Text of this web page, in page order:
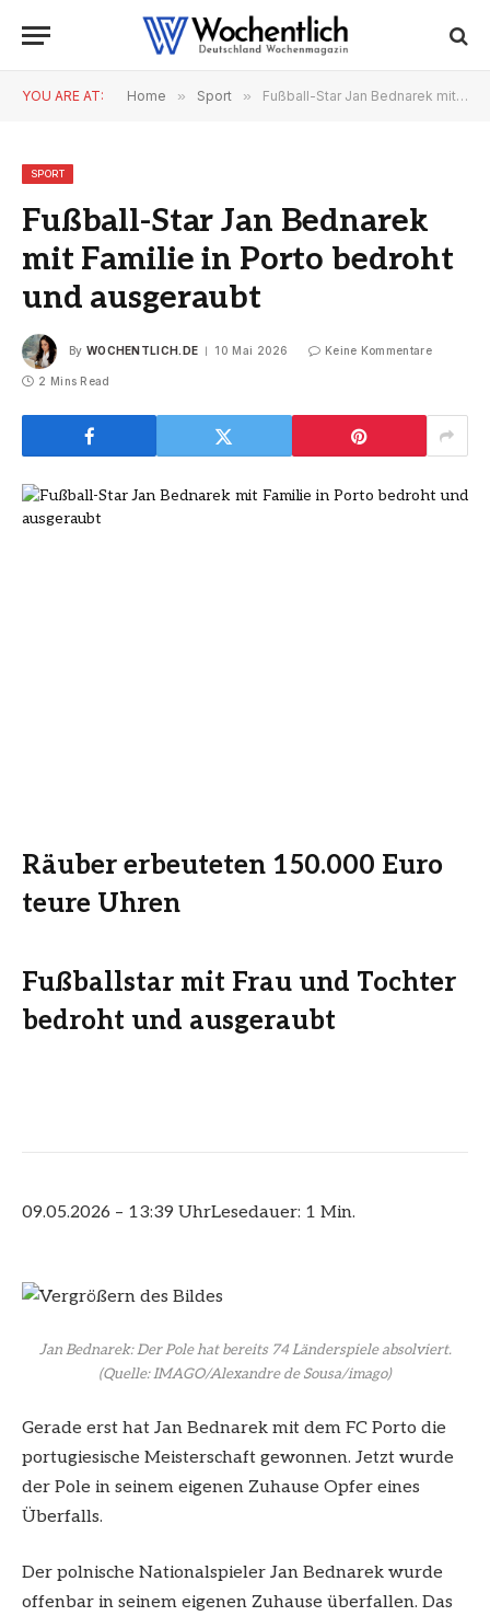
YOU ARE AT: Home » Sport » Fußball-Star Jan Bednarek mit Familie in Porto bedroht und ausgeraubt
SPORT
Fußball-Star Jan Bednarek
mit Familie in Porto bedroht
und ausgeraubt
By WOCHENTLICH.DE 10 Mai 2026 Keine Kommentare
2 Mins Read
Räuber erbeuteten 150.000 Euro
teure Uhren
Fußballstar mit Frau und Tochter
bedroht und ausgeraubt
09.05.2026 – 13:39 UhrLesedauer: 1 Min.
Jan Bednarek: Der Pole hat bereits 74 Länderspiele absolviert.
(Quelle: IMAGO/Alexandre de Sousa/imago)
Gerade erst hat Jan Bednarek mit dem FC Porto die
portugiesische Meisterschaft gewonnen. Jetzt wurde
der Pole in seinem eigenen Zuhause Opfer eines
Überfalls.
Der polnische Nationalspieler Jan Bednarek wurde
offenbar in seinem eigenen Zuhause überfallen. Das